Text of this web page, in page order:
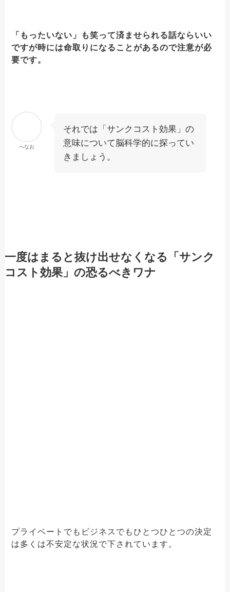
「もったいない」も笑って済ませられる話ならいい
ですが時には命取りになることがあるので注意が必
要です。
へなお
それでは「サンクコスト効果」の
意味について脳科学的に探ってい
きましょう。
一度はまると抜け出せなくなる「サンク
コスト効果」の恐るべきワナ
プライベートでもビジネスでもひとつひとつの決定
は多くは不安定な状況で下されています。